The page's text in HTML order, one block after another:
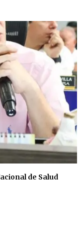
de Salud